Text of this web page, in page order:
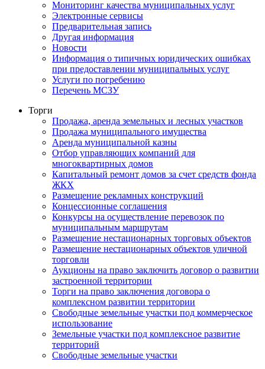
Мониторинг качества муниципальных услуг
Электронные сервисы
Предварительная запись
Другая информация
Новости
Информация о типичных юридических ошибках
при предоставлении муниципальных услуг
Услуги по погребению
Перечень МСЗУ
Торги
Продажа, аренда земельных и лесных участков
Продажа муниципального имущества
Аренда муниципальной казны
Отбор управляющих компаний для
многоквартирных домов
Капитальный ремонт домов за счет средств фонда
ЖКХ
Размещение рекламных конструкций
Концессионные соглашения
Конкурсы на осуществление перевозок по
муниципальным маршрутам
Размещение нестационарных торговых объектов
Размещение нестационарных объектов уличной
торговли
Аукционы на право заключить договор о развитии
застроенной территории
Торги на право заключения договора о
комплексном развитии территории
Свободные земельные участки под коммерческое
использование
Земельные участки под комплексное развитие
территорий
Свободные земельные участки